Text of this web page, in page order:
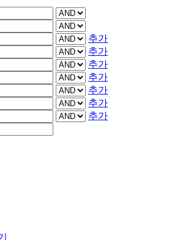
추가
추가
추가
추가
추가
추가
추가